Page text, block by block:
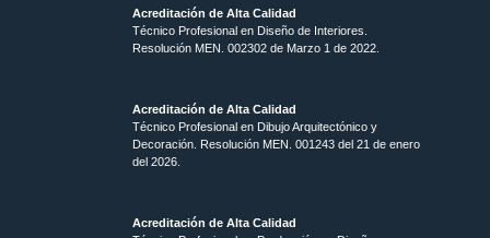
Acreditación de Alta Calidad
Técnico Profesional en Diseño de Interiores.
Resolución MEN. 002302 de Marzo 1 de 2022.
Acreditación de Alta Calidad
Técnico Profesional en Dibujo Arquitectónico y
Decoración. Resolución MEN. 001243 del 21 de enero
del 2026.
Acreditación de Alta Calidad